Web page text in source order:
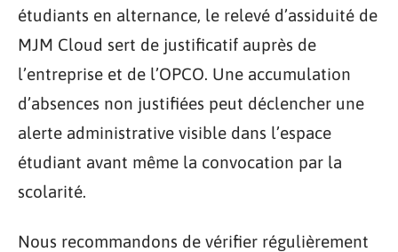
étudiants en alternance, le relevé d’assiduité de
MJM Cloud sert de justificatif auprès de
l’entreprise et de l’OPCO. Une accumulation
d’absences non justifiées peut déclencher une
alerte administrative visible dans l’espace
étudiant avant même la convocation par la
scolarité.
Nous recommandons de vérifier régulièrement